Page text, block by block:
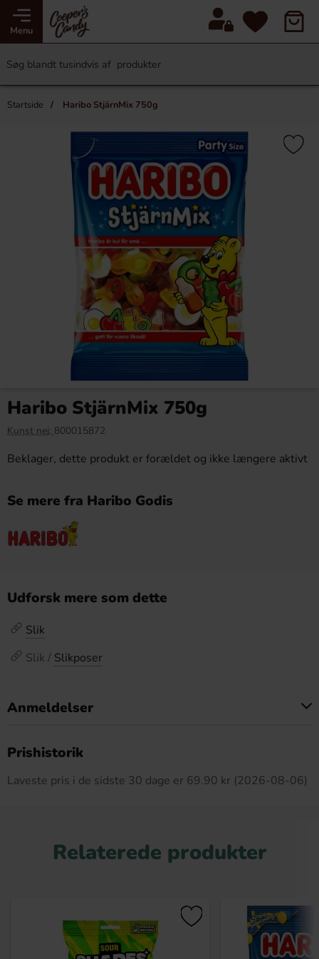
Menu
Startside Haribo StjärnMix 750g
Haribo StjärnMix 750g
Kunst nej: 800015872
Beklager, dette produkt er forældet og ikke længere aktivt
Se mere fra Haribo Godis
Udforsk mere som dette
Slik
Slik / Slikposer
Anmeldelser
Prishistorik
Laveste pris i de sidste 30 dage er 69.90 kr (2026-08-06)
Relaterede produkter